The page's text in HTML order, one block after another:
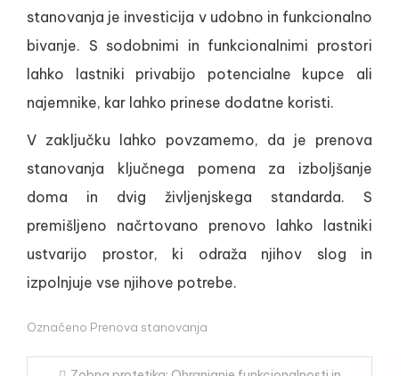
stanovanja je investicija v udobno in funkcionalno
bivanje. S sodobnimi in funkcionalnimi prostori
lahko lastniki privabijo potencialne kupce ali
najemnike, kar lahko prinese dodatne koristi.
V zaključku lahko povzamemo, da je prenova
stanovanja ključnega pomena za izboljšanje
doma in dvig življenjskega standarda. S
premišljeno načrtovano prenovo lahko lastniki
ustvarijo prostor, ki odraža njihov slog in
izpolnjuje vse njihove potrebe.
Označeno Prenova stanovanja